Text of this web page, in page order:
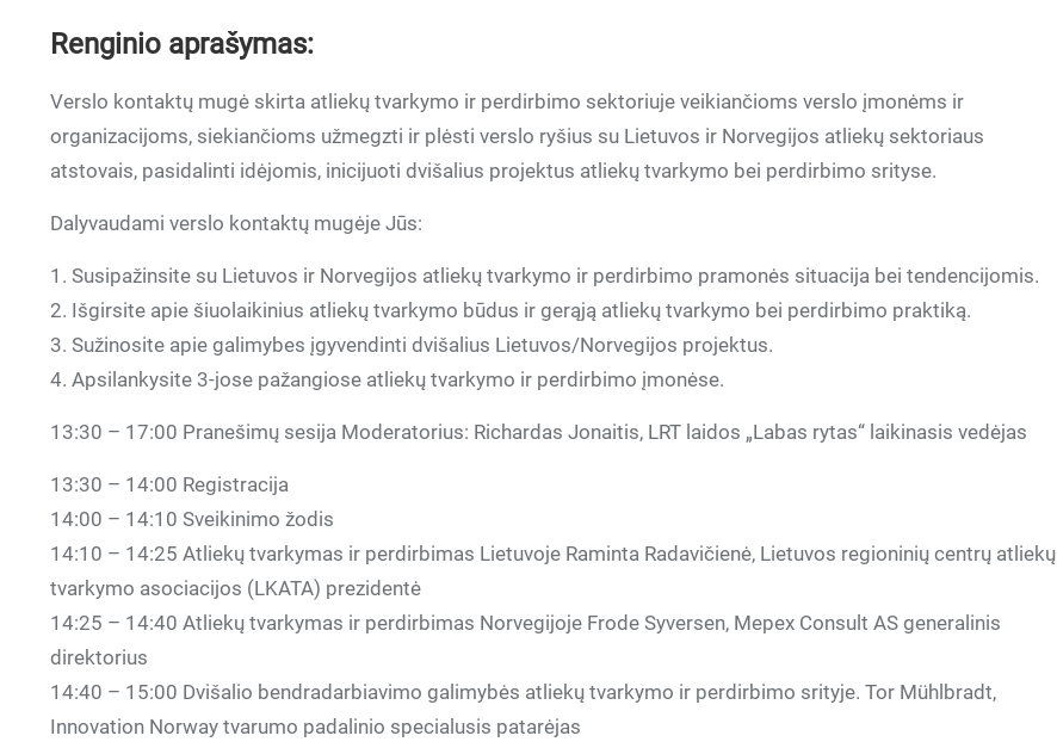
Renginio aprašymas:
Verslo kontaktų mugė skirta atliekų tvarkymo ir perdirbimo sektoriuje veikiančioms verslo įmonėms ir
organizacijoms, siekiančioms užmegzti ir plėsti verslo ryšius su Lietuvos ir Norvegijos atliekų sektoriaus
atstovais, pasidalinti idėjomis, inicijuoti dvišalius projektus atliekų tvarkymo bei perdirbimo srityse.
Dalyvaudami verslo kontaktų mugėje Jūs:
1. Susipažinsite su Lietuvos ir Norvegijos atliekų tvarkymo ir perdirbimo pramonės situacija bei tendencijomis.
2. Išgirsite apie šiuolaikinius atliekų tvarkymo būdus ir gerąją atliekų tvarkymo bei perdirbimo praktiką.
3. Sužinosite apie galimybes įgyvendinti dvišalius Lietuvos/Norvegijos projektus.
4. Apsilankysite 3-jose pažangiose atliekų tvarkymo ir perdirbimo įmonėse.
13:30 – 17:00 Pranešimų sesija Moderatorius: Richardas Jonaitis, LRT laidos „Labas rytas“ laikinasis vedėjas
13:30 – 14:00 Registracija
14:00 – 14:10 Sveikinimo žodis
14:10 – 14:25 Atliekų tvarkymas ir perdirbimas Lietuvoje Raminta Radavičienė, Lietuvos regioninių centrų atliekų
tvarkymo asociacijos (LKATA) prezidentė
14:25 – 14:40 Atliekų tvarkymas ir perdirbimas Norvegijoje Frode Syversen, Mepex Consult AS generalinis
direktorius
14:40 – 15:00 Dvišalio bendradarbiavimo galimybės atliekų tvarkymo ir perdirbimo srityje. Tor Mühlbradt,
Innovation Norway tvarumo padalinio specialusis patarėjas